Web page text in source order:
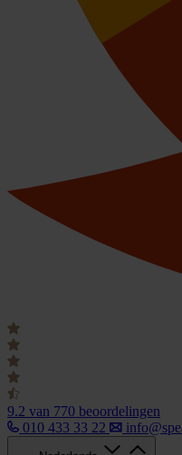
9.2 van 770 beoordelingen
010 433 33 22